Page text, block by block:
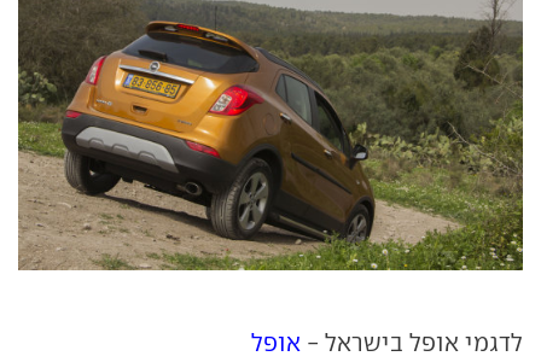
לדגמי אופל בישראל - אופל